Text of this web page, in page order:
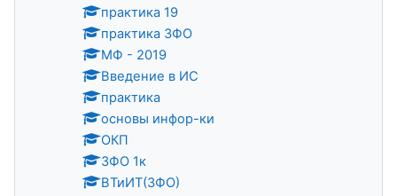
практика 19
практика ЗФО
МФ - 2019
Введение в ИС
практика
основы инфор-ки
ОКП
ЗФО 1к
ВТиИТ(ЗФО)